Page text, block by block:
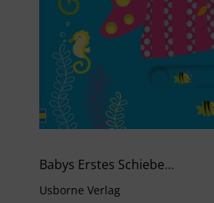
Babys Erstes Schiebebuch: Im Meer
Usborne Verlag